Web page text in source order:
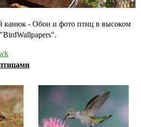
канюк - Обои и фото птиц в высоком